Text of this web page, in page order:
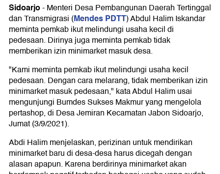
Sidoarjo-Menteri Desa Pembangunan Daerah Tertinggal
dan Transmigrasi (Mendes PDTT) Abdul Halim Iskandar
meminta pemkab ikut melindungi usaha kecil di
pedesaan. Dirinya juga meminta pemkab tidak
memberikan izin minimarket masuk desa.
"Kami meminta pemkab ikut melindungi usaha kecil
pedesaan. Dengan cara melarang, tidak memberikan izin
minimarket masuk pedesaan," kata Abdul Halim usai
mengunjungi Bumdes Sukses Makmur yang mengelola
pertashop, di Desa Jemiran Kecamatan Jabon Sidoarjo,
Jumat (3/9/2021).
Abdi Halim menjelaskan, perizinan untuk mendirikan
minimarket baru di desa-desa harus dicegah dengan
alasan apapun. Karena berdirinya minimarket akan